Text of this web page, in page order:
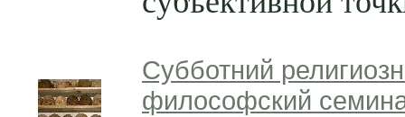
Субботний
философский